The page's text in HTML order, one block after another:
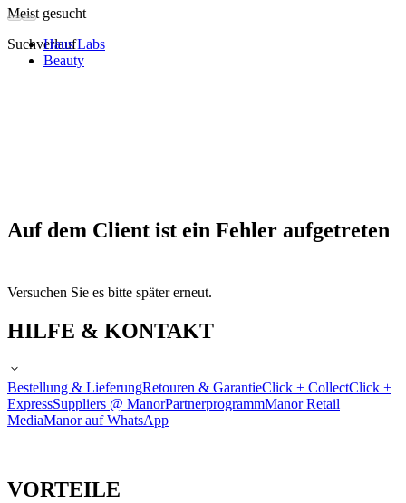
Meist gesucht
SuchverlaufHaus Labs
Beauty
Auf dem Client ist ein Fehler aufgetreten
Versuchen Sie es bitte später erneut.
HILFE & KONTAKT
Bestellung & LieferungRetouren & GarantieClick + CollectClick +
ExpressSuppliers @ ManorPartnerprogrammManor Retail
MediaManor auf WhatsApp
VORTEILE